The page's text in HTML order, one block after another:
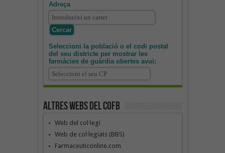
Adreça
Seleccioni la població o el codi postal
del seu districte per mostrar les
farmàcies de guàrdia obertes avui:
Altres webs del COFB
Web del col·legi
Web de col·legiats (BBS)
Farmaceuticonline.com